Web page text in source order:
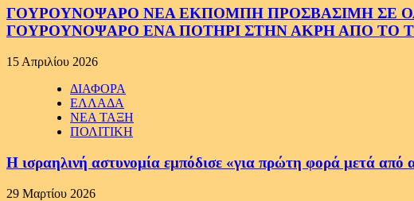
ΓΟΥΡΟΥΝΟΨΑΡΟ ΝΕΑ ΕΚΠΟΜΠΗ ΠΡΟΣΒΑΣΙΜΗ ΣΕ
ΓΟΥΡΟΥΝΟΨΑΡΟ ΕΝΑ ΠΟΤΗΡΙ ΣΤΗΝ ΑΚΡΗ ΑΠΟ ΤΟ
15 Απριλίου 2026
ΔΙΑΦΟΡΑ
ΕΛΛΑΔΑ
ΝΕΑ ΤΑΞΗ
ΠΟΛΙΤΙΚΗ
Η ισραηλινή αστυνομία εμπόδισε «για πρώτη φορά μετά από
29 Μαρτίου 2026